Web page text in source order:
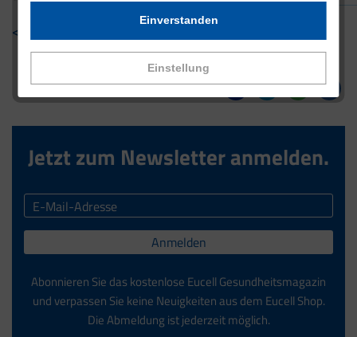
Einstellung
Einverstanden
< Zurück zur Übersicht
Jetzt zum Newsletter anmelden.
Anmelden
Abonnieren Sie das kostenlose Eucell Gesundheitsmagazin
und verpassen Sie keine Neuigkeiten aus dem Eucell Shop.
Die Abmeldung ist jederzeit möglich.